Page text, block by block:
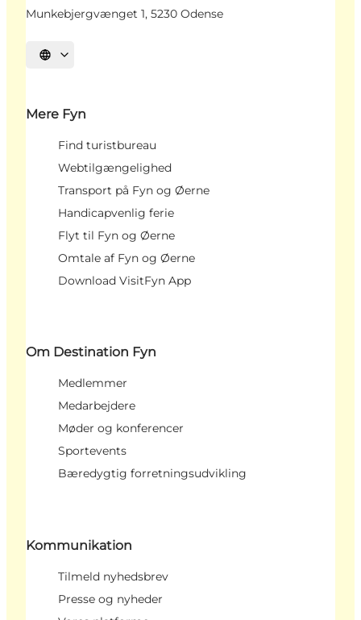
Munkebjergvænget 1, 5230 Odense
Vælg sprog
Mere Fyn
Find turistbureau
Webtilgængelighed
Transport på Fyn og Øerne
Handicapvenlig ferie
Flyt til Fyn og Øerne
Omtale af Fyn og Øerne
Download VisitFyn App
Om Destination Fyn
Medlemmer
Medarbejdere
Møder og konferencer
Sportevents
Bæredygtig forretningsudvikling
Kommunikation
Tilmeld nyhedsbrev
Presse og nyheder